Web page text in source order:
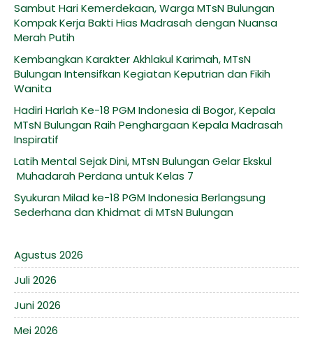
Sambut Hari Kemerdekaan, Warga MTsN Bulungan
Kompak Kerja Bakti Hias Madrasah dengan Nuansa
Merah Putih
Kembangkan Karakter Akhlakul Karimah, MTsN
Bulungan Intensifkan Kegiatan Keputrian dan Fikih
Wanita
Hadiri Harlah Ke-18 PGM Indonesia di Bogor, Kepala
MTsN Bulungan Raih Penghargaan Kepala Madrasah
Inspiratif
Latih Mental Sejak Dini, MTsN Bulungan Gelar Ekskul
Muhadarah Perdana untuk Kelas 7
Syukuran Milad ke-18 PGM Indonesia Berlangsung
Sederhana dan Khidmat di MTsN Bulungan
Agustus 2026
Juli 2026
Juni 2026
Mei 2026